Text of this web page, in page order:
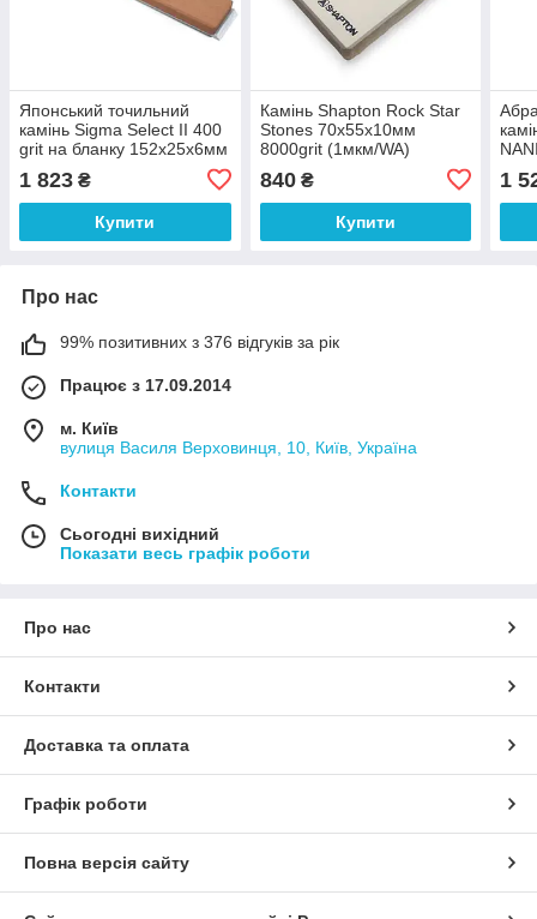
Японський точильний
камінь Sigma Select II 400
grit на бланку 152х25х6мм
1 823 ₴
Купити
Камінь Shapton Rock Star
Stones 70х55х10мм
8000grit (1мкм/WA)
840₴
Купити
1
Про нас
99% позитивних з 376 відгуків за рік
Працює з 17.09.2014
м. Київ
вулиця Василя Верховинця, 10, Київ, Україна
Контакти
Сьогодні вихідний
Показати весь графік роботи
Про нас
Контакти
Доставка та оплата
Графік роботи
Повна версія сайту